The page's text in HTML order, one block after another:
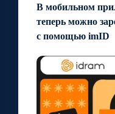
В мобильном
теперь можно
с помощью imID